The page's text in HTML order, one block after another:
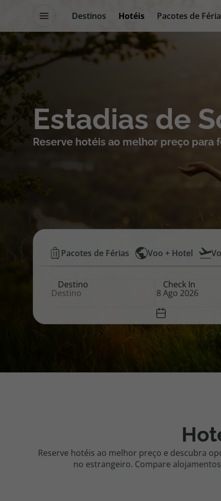
Destinos Hotéis
Pacotes de
Promoções
Blog TopViagens
Destinos
Voos
Pacotes de Férias
Disneyland ® Paris
Cheque
Blog
Estadias de
Reserve hotéis ao melhor preço para
Hotéis
Baratos
Top
Pacotes de Férias Voo + Hotel
Destino Check In
Reserve hotéis ao melhor preço e descubra
no estrangeiro. Compare